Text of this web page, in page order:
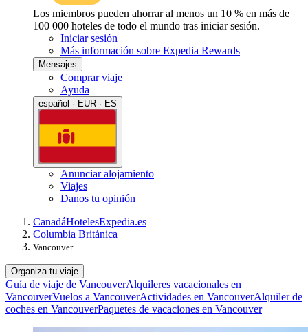
Los miembros pueden ahorrar al menos un 10 % en más de
100 000 hoteles de todo el mundo tras iniciar sesión.
Iniciar sesión
Más información sobre Expedia Rewards
Mensajes
Comprar viaje
Ayuda
español · EUR · ES
Anunciar alojamiento
Viajes
Danos tu opinión
CanadáHotelesExpedia.es
Columbia Británica
Vancouver
Organiza tu viaje
Guía de viaje de VancouverAlquileres vacacionales en
VancouverVuelos a VancouverActividades en VancouverAlquiler de
coches en VancouverPaquetes de vacaciones en Vancouver